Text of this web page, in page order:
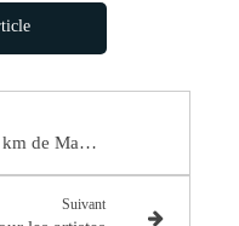
Vos ostéopathes au 10 km de Magny le Hongre
Suivant